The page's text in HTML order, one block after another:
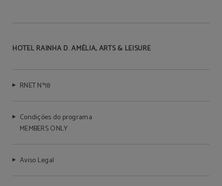
HOTEL RAINHA D. AMÉLIA, ARTS & LEISURE
RNET Nº18
Condições do programa
MEMBERS ONLY
Aviso Legal